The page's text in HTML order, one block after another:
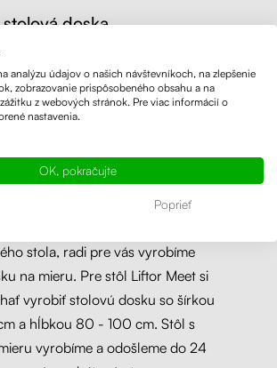
doska
konferenčný stôl
účastníkovi nastaviť si stôl
výšky, čo zaručuje pohodlie počas
a navyše má zabudovaný
prekážkami.
stola, radi pre vás vyrobíme
na mieru. Pre stôl Liftor Meet si
vyrobiť stolovú dosku so šírkou
a hĺbkou 80 - 100 cm. Stôl s
vyrobíme a odošleme do 24
analýzu údajov o našich návštevníkoch, na zlepšenie
zobrazovanie prispôsobeného obsahu a na
z webových stránok. Pre viac informácií o
nastavenia.
OK, pokračujte
Poprieť